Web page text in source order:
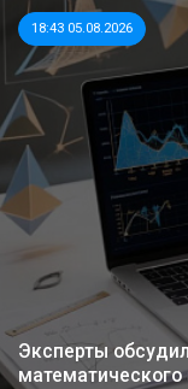
18:43 05.08.2026
Эксперты
математического